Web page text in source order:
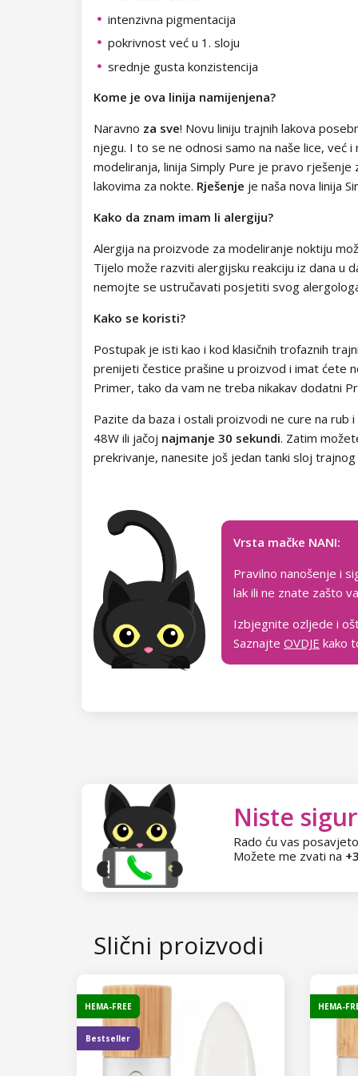
Neon Dots
Dolly Polka Dots
Circus
Star Flakes
Samoljepljive trake
Folije za ukrašavanje
Aluminium Flakes
intenzivna pigmentacija
pokrivnost već u 1. sloju
srednje gusta konzistencija
Kome je ova linija namijenjena?
Naravno za sve! Novu liniju trajnih lakova
njegu. I to se ne odnosi samo na naše lice, već
modeliranja, linija Simply Pure je pravo
lakovima za nokte. Rješenje je naša nova linija
Kako da znam imam li alergiju?
Alergija na proizvode za modeliranje noktiju
Tijelo može razviti alergijsku reakciju iz dana u
nemojte se ustručavati posjetiti svog
Kako se koristi?
Postupak je isti kao i kod klasičnih trofaznih
prenijeti čestice prašine u proizvod i imat ćete
Primer, tako da vam ne treba nikakav dodatni
Pazite da baza i ostali proizvodi ne cure na rub
48W ili jačoj najmanje 30 sekundi. Zatim
prekrivanje, nanesite još jedan tanki sloj trajnog
Vrsta mačke NANI:
Pravilno nanošenje i
lak ili ne znate zašto
Izbjegnite ozljede i
Saznajte OVDJE kako
Niste
Rado ću vas
Možete me zvati na
Slični proizvodi
HEMA-FREE
Bestseller
HEMA-